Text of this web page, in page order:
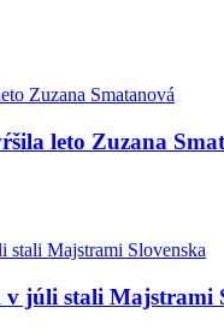
leto Zuzana
v júli stali Majstrami